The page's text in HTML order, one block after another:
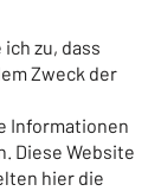
zu, dass
Zweck der
Informationen
Diese Website
hier die